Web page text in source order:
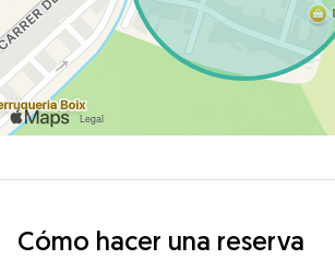
Cómo hacer una reserva